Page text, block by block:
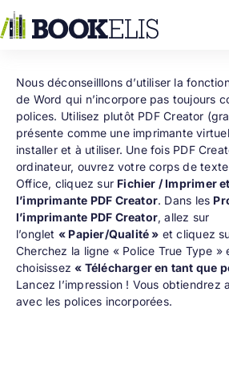
au
contenu
Nous déconseilllons d’utiliser la
de Word qui n’incorpore pas toujours
polices. Utilisez plutôt PDF Creator
présente comme une imprimante
installer et à utiliser. Une fois PDF
ordinateur, ouvrez votre corps de
Office, cliquez sur Fichier / Imprimer
l’imprimante PDF Creator. Dans les
l’imprimante PDF Creator, allez sur
l’onglet « Papier/Qualité » et cliquez
Cherchez la ligne « Police True Type »
choisissez« Télécharger en tant que
Lancez l’impression ! Vous obtiendrez
avec les polices incorporées.